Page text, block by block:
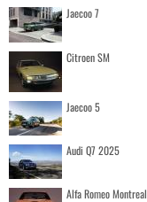
Jaecoo 7
Citroen SM
Jaecoo 5
Audi Q7 2025
Alfa Romeo Montreal